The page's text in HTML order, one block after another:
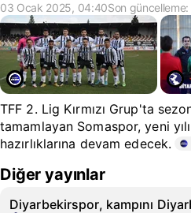
03 Ocak 2025, 04:40Son
TFF 2. Lig Kırmızı Grup'ta
tamamlayan Somaspor, yeni
hazırlıklarına devam edecek.
Diğer yayınlar
Diyarbekirspor, kampını